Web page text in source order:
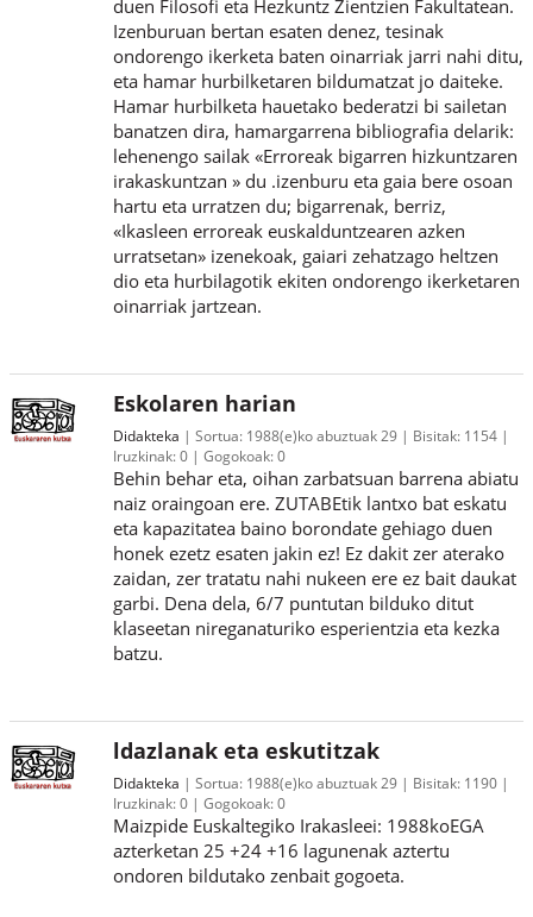
duen Filosofi eta Hezkuntz Zientzien Fakultatean.
Izenburuan bertan esaten denez, tesinak
ondorengo ikerketa baten oinarriak jarri nahi ditu,
eta hamar hurbilketaren bildumatzat jo daiteke.
Hamar hurbilketa hauetako bederatzi bi sailetan
banatzen dira, hamargarrena bibliografia delarik:
lehenengo sailak «Erroreak bigarren hizkuntzaren
irakaskuntzan » du .izenburu eta gaia bere osoan
hartu eta urratzen du; bigarrenak, berriz,
«Ikasleen erroreak euskalduntzearen azken
urratsetan» izenekoak, gaiari zehatzago heltzen
dio eta hurbilagotik ekiten ondorengo ikerketaren
oinarriak jartzean.
Eskolaren harian
Didakteka Sortua: 1988(e)ko abuztuak 29 Bisitak: 1154
Iruzkinak:0 Gogokoak:0
Behin behar eta, oihan zarbatsuan barrena abiatu
naiz oraingoan ere. ZUTABEtik lantxo bat eskatu
eta kapazitatea baino borondate gehiago duen
honek ezetz esaten jakin ez! Ez dakit zer aterako
zaidan, zer tratatu nahi nukeen ere ez bait daukat
garbi. Dena dela, 6/7 puntutan bilduko ditut
klaseetan nireganaturiko esperientzia eta kezka
batzu.
ldazlanak eta eskutitzak
Didakteka Sortua: 1988(e)ko abuztuak 29 Bisitak: 1190
Iruzkinak:0 Gogokoak:0
Maizpide Euskaltegiko Irakasleei: 1988koEGA
azterketan 25 +24 +16 lagunenak aztertu
ondoren bildutako zenbait gogoeta.